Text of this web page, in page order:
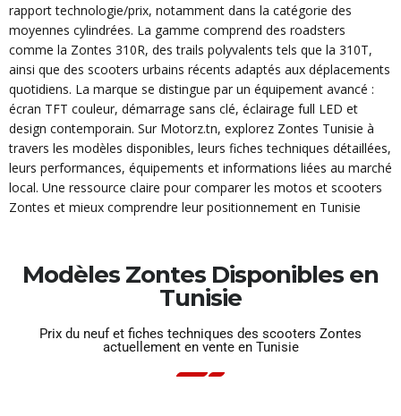
rapport technologie/prix, notamment dans la catégorie des
moyennes cylindrées. La gamme comprend des roadsters
comme la Zontes 310R, des trails polyvalents tels que la 310T,
ainsi que des scooters urbains récents adaptés aux déplacements
quotidiens. La marque se distingue par un équipement avancé :
écran TFT couleur, démarrage sans clé, éclairage full LED et
design contemporain. Sur Motorz.tn, explorez Zontes Tunisie à
travers les modèles disponibles, leurs fiches techniques détaillées,
leurs performances, équipements et informations liées au marché
local. Une ressource claire pour comparer les motos et scooters
Zontes et mieux comprendre leur positionnement en Tunisie
Modèles Zontes Disponibles en
Tunisie
Prix du neuf et fiches techniques des scooters Zontes
actuellement en vente en Tunisie